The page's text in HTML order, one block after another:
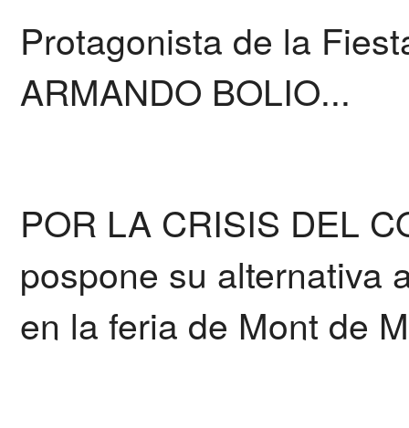
Protagonista de la
ARMANDO BOLIO...
POR LA CRISIS DEL
pospone su alternativa
en la feria de Mont de